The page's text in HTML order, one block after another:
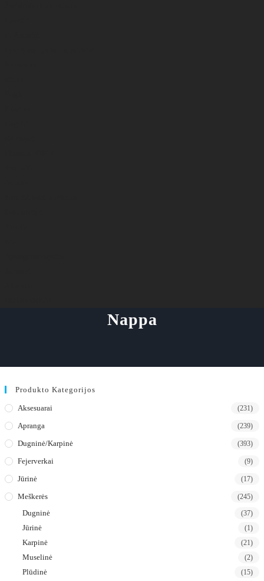
Nappa
Produkto Kategorijos
Aksesuarai (231)
Apranga (239)
Dugninė/karpinė (393)
Fejerverkai (9)
Jūrinė (17)
Meškerės (245)
Dugninė (37)
Jūrinė (1)
Karpinė (21)
Muselinė (2)
Plūdinė (15)